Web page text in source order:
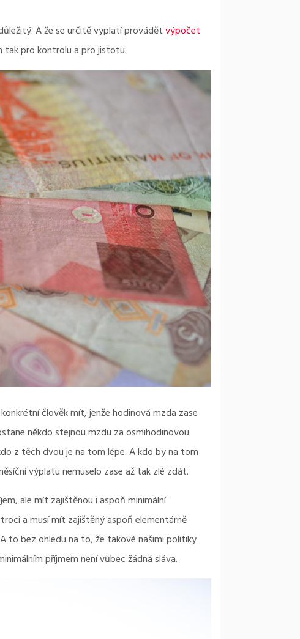
A že se určitě vyplatí provádětvýpočet
tak pro kontrolu a pro jistotu.
člověk mít, jenže hodinová mzda zase
někdo stejnou mzdu za osmihodinovou
z těch dvou je na tom lépe. A kdo by na tom
výplatu nemuselo zase až tak zlé zdát.
ale mít zajištěnou i aspoň minimální
a musí mít zajištěný aspoň elementárně
to bez ohledu na to, že takové našimi politiky
příjmem není vůbec žádná sláva.